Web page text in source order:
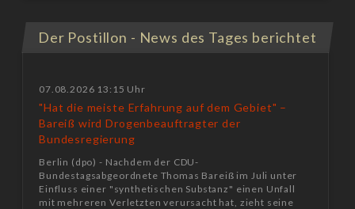
Der Postillon - News des Tages berichtet
07.08.2026 13:15 Uhr
"Hat die meiste Erfahrung auf dem Gebiet" –
Bareiß wird Drogenbeauftragter der
Bundesregierung
Berlin (dpo) - Nachdem der CDU-
Bundestagsabgeordnete Thomas Bareiß im Juli unter
Einfluss einer "synthetischen Substanz" einen Unfall
mit mehreren Verletzten verursacht hat, zieht seine